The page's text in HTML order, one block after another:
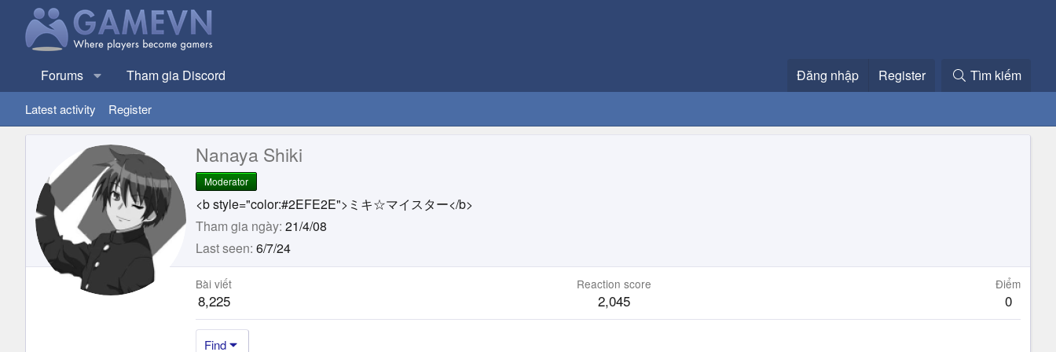
Forums Tham gia Discord Đăng nhập Register Tìm kiếm
Latest activity Register
Nanaya Shiki
Moderator
<b style="color:#2EFE2E">ミキ☆マイスター</b>
Tham gia ngày 21/4/08
Last seen 6/7/24
Bài viết
8,225
Reaction score
2,045
Điểm
0
Find